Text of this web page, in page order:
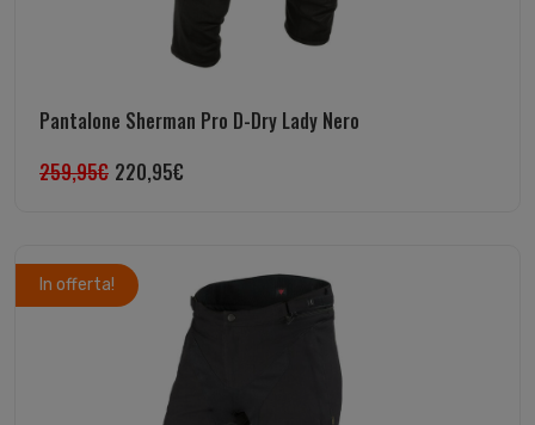
Pantalone Sherman Pro D-Dry Lady Nero
259,95€ 220,95€
In offerta!